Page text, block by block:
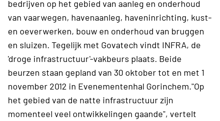
bedrijven op het gebied van aanleg en onderhoud
van vaarwegen, havenaanleg, haveninrichting, kust-
en oeverwerken, bouw en onderhoud van bruggen
en sluizen. Tegelijk met Govatech vindt INFRA, de
'droge infrastructuur'-vakbeurs plaats. Beide
beurzen staan gepland van 30 oktober tot en met 1
november 2012 in Evenementenhal Gorinchem."Op
het gebied van de natte infrastructuur zijn
momenteel veel ontwikkelingen gaande", vertelt